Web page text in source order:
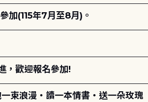
加(115年7月至8月)。
，歡迎報名參加!
束浪漫・讀一本情書・送一朵玫瑰